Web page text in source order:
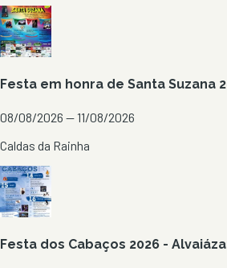
Festa em honra de Santa Suzana
08/08/2026 — 11/08/2026
Caldas da Rainha
Festa dos Cabaços 2026 -